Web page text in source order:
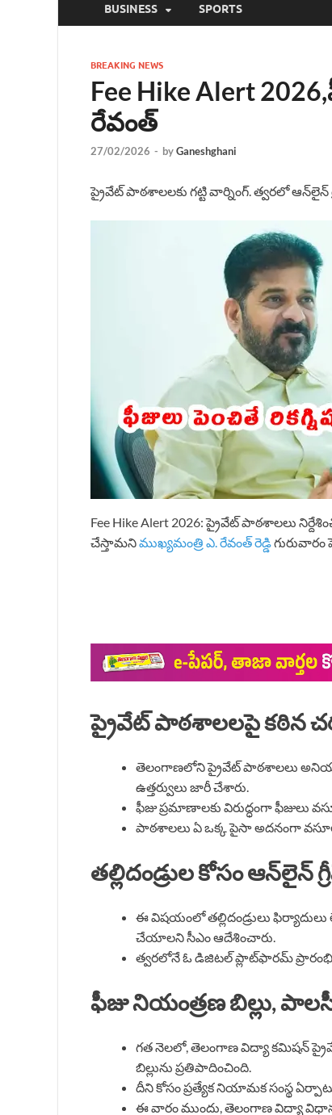
BUSINESS SPORTS
BREAKING NEWS
Fee Hike Alert
రేవంత్
27/02/2026 - byGaneshghani
ప్రైవేట్ పాఠశాలలకు గట్టి వార్నింగ్. త్వరలో ఆన్‌లైన్
Fee Hike Alert 2026: ప్రైవేట్ పాఠశాలలు
చేస్తామనిముఖ్యమంత్రి ఎ. రేవంత్ రెడ్డిగురువారం
ప్రైవేట్ పాఠశాలలపై కఠిన
తెలంగాణలోని ప్రైవేట్ పాఠశాలలు
ఉత్తర్వులు జారీ చేశారు.
ఫీజు ప్రమాణాలకు విరుద్ధంగా ఫీజులు
పాఠశాలలు ఏ ఒక్క పైసా అదనంగా
తల్లిదండ్రుల కోసం ఆన్‌లైన్
ఈ విషయంలో తల్లిదండ్రులు
చేయాలని సీఎం ఆదేశించారు.
త్వరలోనే ఓ డిజిటల్ ప్లాట్‌ఫారమ్
ఫీజు నియంత్రణ బిల్లు,
గత నెలలో, తెలంగాణ విద్యా కమిషన్
బిల్లును ప్రతిపాదించింది.
దీని కోసం ప్రత్యేక నియామక సంస్థ
ఈ వారం ముందు, తెలంగాణ విద్యా